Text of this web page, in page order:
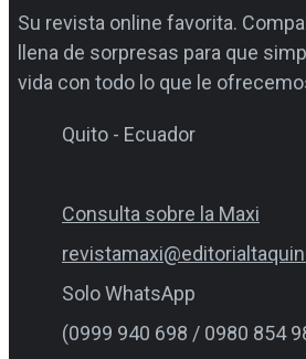
Su revista online favorita.
llena de sorpresas para que
vida con todo lo que le
Quito - Ecuador
Consulta sobre la Maxi
Solo WhatsApp
(0999 940 698 / 0980 854